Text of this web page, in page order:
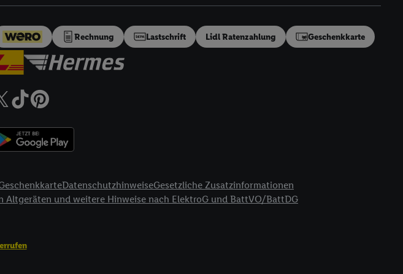
Rechnung Lastschrift Lidl Ratenzahlung Geschenkkarte
DatenschutzhinweiseGesetzliche Zusatzinformationen
Altgeräten und weitere Hinweise nach ElektroG und BattVO/BattDG
oder über „Anpassen“/„Nutzung der
denDatenschutzbestimmungen von Utiq.
Techniken zulassen. Durch einen Klick auf
Zwecken unter Einbindung sämtlicher
unserenDatenschutzbestimmungen
oder Partner zulassen; das gilt auch für die
Betrug und Fehlerbehebung, Bereitstellung und
anhand automatisch übermittelter Informationen,
der Telekommunikations-basierten Utiq-
Verbesserung der Angebote. Analyse von